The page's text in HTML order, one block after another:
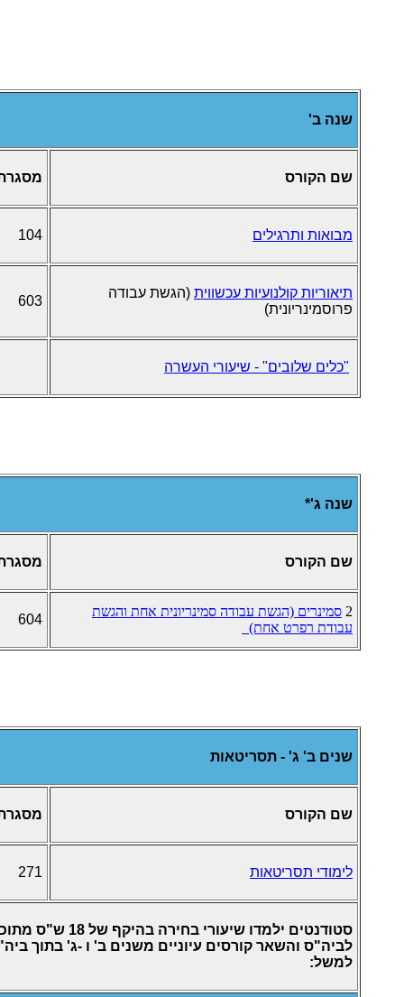
שנה ב'
שם הקורס
מבואות ותרגילים 104
תיאוריות קולנועיות עכשווית (הגשת עבודה
פרוסמינריונית)
603
"כלים שלובים" - שיעורי העשרה
שנה ג'*
שם הקורס
2 סמינרים (הגשת עבודה סמינריונית אחת והגשת
עבודת רפרט אחת)
604
שנים ב' ג' - תסריטאות
שם הקורס
לימודי תסריטאות 271
לביה"ס והשאר קורסים עיוניים משנים ב' ו -ג' בתוך
למשל: